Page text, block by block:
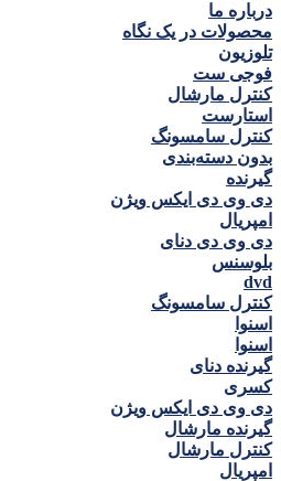
درباره ما
محصولات در یک نگاه
تلوزيون
فوجی ست
کنترل مارشال
استارست
کنترل سامسونگ
بدون دسته‌بندی
گيرنده
دی وی دی ايكس ويژن
امپريال
دی وی دی دنای
بلوسنس
dvd
کنترل سامسونگ
اسنوا
اسنوا
گیرنده دنای
كسری
دی وی دی ايكس ويژن
گیرنده مارشال
کنترل مارشال
امپريال